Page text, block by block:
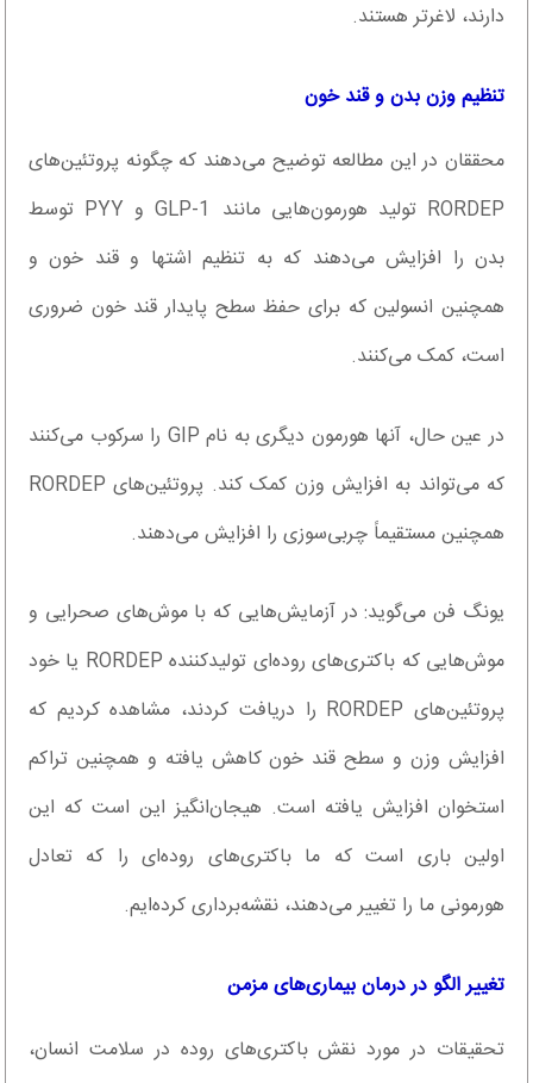
دارند، لاغرتر هستند.
تنظیم وزن بدن و قند خون
محققان در این مطالعه توضیح می‌دهند که چگونه پروتئین‌های
RORDEP تولید هورمون‌هایی مانند GLP-1 و PYY توسط
بدن را افزایش می‌دهند که به تنظیم اشتها و قند خون و
همچنین انسولین که برای حفظ سطح پایدار قند خون ضروری
است، کمک می‌کنند.
در عین حال، آنها هورمون دیگری به نام GIP را سرکوب می‌کنند
که می‌تواند به افزایش وزن کمک کند. پروتئین‌های RORDEP
همچنین مستقیماً چربی‌سوزی را افزایش می‌دهند.
یونگ فن می‌گوید: در آزمایش‌هایی که با موش‌های صحرایی و
موش‌هایی که باکتری‌های روده‌ای تولیدکننده RORDEP یا خود
پروتئین‌های RORDEP را دریافت کردند، مشاهده کردیم که
افزایش وزن و سطح قند خون کاهش یافته و همچنین تراکم
استخوان افزایش یافته است. هیجان‌انگیز این است که این
اولین باری است که ما باکتری‌های روده‌ای را که تعادل
هورمونی ما را تغییر می‌دهند، نقشه‌برداری کرده‌ایم.
تغییر الگو در درمان بیماری‌های مزمن
تحقیقات در مورد نقش باکتری‌های روده در سلامت انسان،